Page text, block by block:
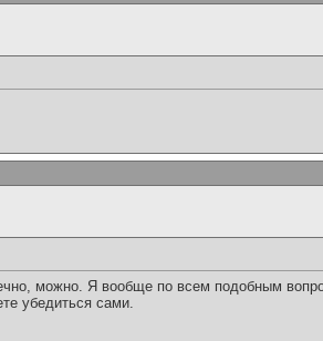
можно. Я вообще по всем подобным
убедиться сами.